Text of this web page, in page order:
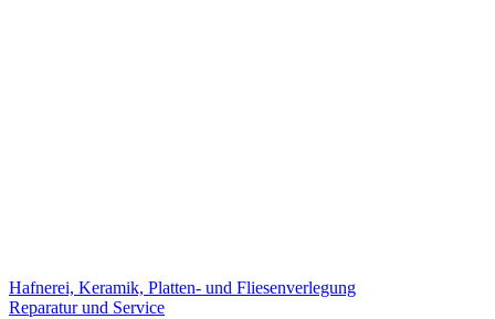
Hafnerei, Keramik, Platten- und Fliesenverlegung
Reparatur und Service